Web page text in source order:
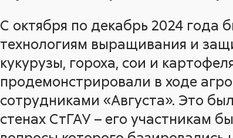
С октября по декабрь 2024
технологиям выращивания и
кукурузы, гороха, сои и
продемонстрировали в ходе
сотрудниками «Августа». Это
стенах СтГАУ – его участникам